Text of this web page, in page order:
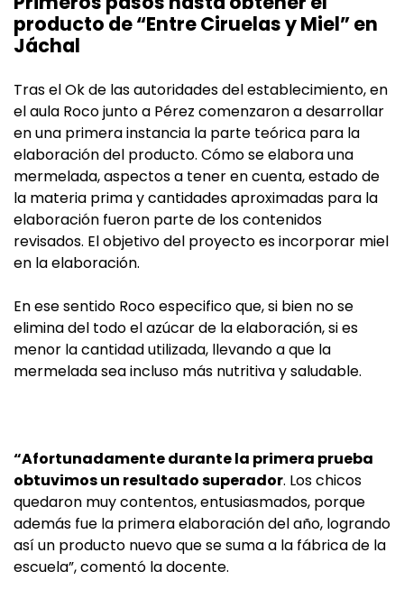
producto de “Entre Ciruelas y Miel” en
Jáchal
Tras el Ok de las autoridades del establecimiento, en
el aula Roco junto a Pérez comenzaron a desarrollar
en una primera instancia la parte teórica para la
elaboración del producto. Cómo se elabora una
mermelada, aspectos a tener en cuenta, estado de
la materia prima y cantidades aproximadas para la
elaboración fueron parte de los contenidos
revisados. El objetivo del proyecto es incorporar miel
en la elaboración.
En ese sentido Roco especifico que, si bien no se
elimina del todo el azúcar de la elaboración, si es
menor la cantidad utilizada, llevando a que la
mermelada sea incluso más nutritiva y saludable.
“Afortunadamente durante la primera prueba
obtuvimos un resultado superador. Los chicos
quedaron muy contentos, entusiasmados, porque
además fue la primera elaboración del año, logrando
así un producto nuevo que se suma a la fábrica de la
escuela”, comentó la docente.